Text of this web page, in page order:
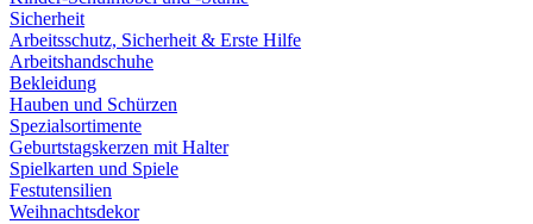
Sicherheit
Arbeitsschutz, Sicherheit & Erste Hilfe
Arbeitshandschuhe
Bekleidung
Hauben und Schürzen
Spezialsortimente
Geburtstagskerzen mit Halter
Spielkarten und Spiele
Festutensilien
Weihnachtsdekor